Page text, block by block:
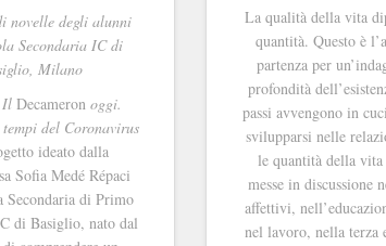
novelle degli alunni
Secondaria IC di
Milano
Il Decameron oggi.
del Coronavirus
ideato dalla
Sofia Medé Répaci
Secondaria di Primo
di Basiglio, nato dal
La qualità della vita
quantità. Questo è
partenza per
profondità
passi avvengono in
svilupparsi nelle
le quantità della
messe in discussione
affettivi,
nel lavoro, nella terza